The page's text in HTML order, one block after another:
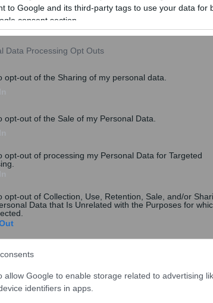
to Google and its third-party tags to use your data for
consent section.
Data Processing Opt Outs
opt-out of the Sharing of my personal data.
opt-out of the Sale of my Personal Data.
opt-out of processing my Personal Data for Targeted
opt-out of Collection, Use, Retention, Sale, and/or
Data that Is Unrelated with the Purposes for
allow Google to enable storage related to advertising
identifiers in apps.
ιστοτόπου της ΑΑΔΕ,
πρόβλημα, μπορείτε να καλέσετε στο
2131621000.
δήλωσης επιβαρύνεται με χρηματικό
του φορολογουμένου, καθώς και με
της πρώτης δόσης”.